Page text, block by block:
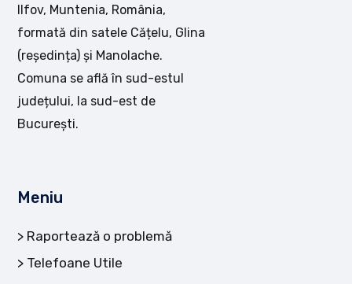
Ilfov, Muntenia, România,
formată din satele Cățelu, Glina
(reședința) și Manolache.
Comuna se află în sud-estul
județului, la sud-est de
București.
Meniu
Raportează o problemă
Telefoane Utile